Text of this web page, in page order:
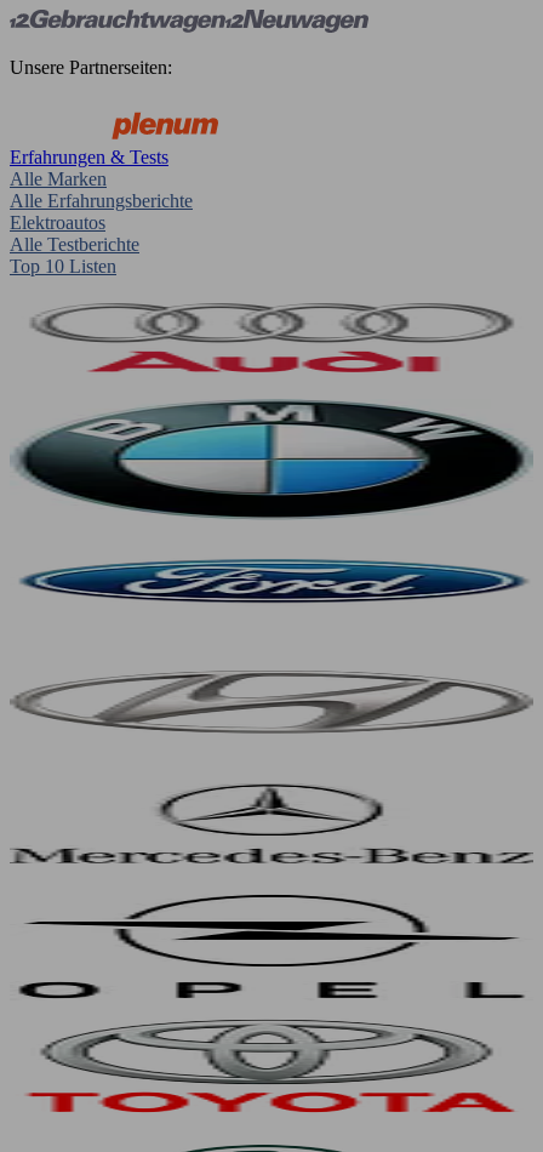
Unsere Partnerseiten:
Erfahrungen & Tests
Alle Marken
Alle Erfahrungsberichte
Elektroautos
Alle Testberichte
Top 10 Listen